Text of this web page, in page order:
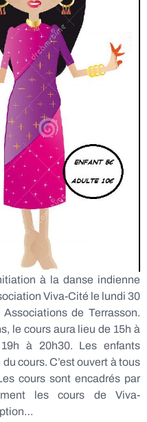
à la danse indienne
Viva-Cité le lundi 30
de Terrasson.
le cours aura lieu de 15h à
à 20h30. Les enfants
cours. C’est ouvert à tous
cours sont encadrés par
les cours de Viva-